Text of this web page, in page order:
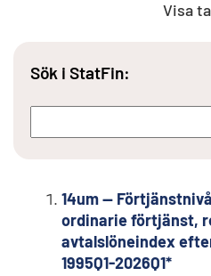
Visa
Sök i StatFin:
14um --
ordinarie förtjänst,
avtalslöneindex
1995Q1-2026Q1*